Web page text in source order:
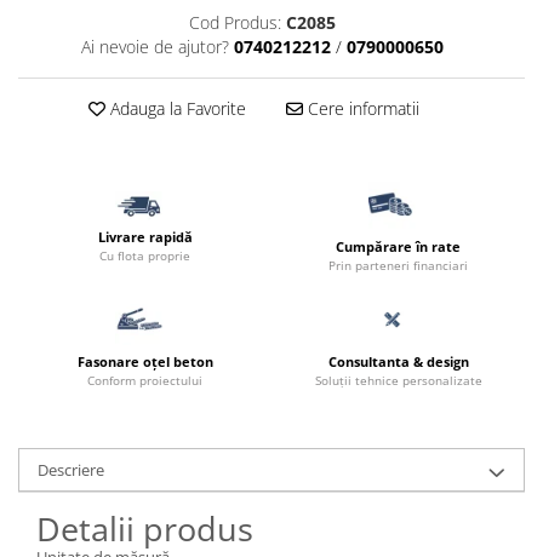
Pavele si borduri
Pavele
Boltari finisati
Bordura piscina
Contratreapta
Delimitari
Jardiniere
Mobilier modular
Pas Japonez
Cod Produs: C2085
Ai nevoie de ajutor? 0740212212 / 0790000650
Adauga la Favorite Cere informatii
Livrare rapidă
Cu flota proprie Cumpărare în rate
Prin parteneri financiari
Fasonare oțel beton
Conform proiectului
Consultanta & design
Soluții tehnice personalizate
Descriere
Detalii produs